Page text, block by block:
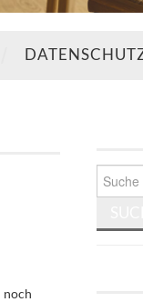
noch
Suche
nach: